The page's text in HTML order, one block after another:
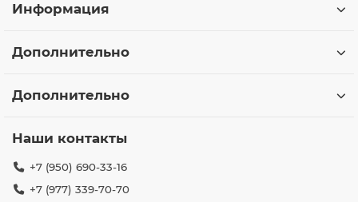
Информация
Дополнительно
Дополнительно
Наши контакты
+7 (950) 690-33-16
+7 (977) 339-70-70